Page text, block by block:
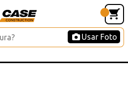
Usar Foto